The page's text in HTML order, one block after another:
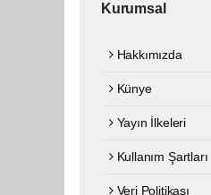
Kurumsal
Hakkımızda
Künye
Yayın İlkeleri
Kullanım Şartları
Veri Politikası